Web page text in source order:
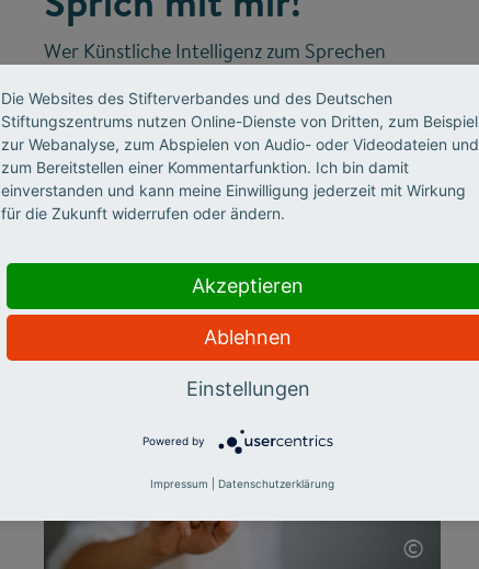
Wer Künstliche Intelligenz zum Sprechen
Im „Prompt-Labor“ des Stifterverbandes
können Hochschullehrer und -lehrerinnen
erfahren, wie man KI-Sprachmodelle
erfolgreich nutzt. Anika Limburg (Hochschule
RheinMain) und Stefan Göllner (KI-Campus |
Stifterverband) berichten im Interview über
die ersten Erfahrungen.
©
Die Websites des Stifterverbandes und des Deutschen
Stiftungszentrums nutzen Online-Dienste von Dritten, zum Beispiel
zur Webanalyse, zum Abspielen von Audio- oder Videodateien und
zum Bereitstellen einer Kommentarfunktion. Ich bin damit
einverstanden und kann meine Einwilligung jederzeit mit Wirkung
für die Zukunft widerrufen oder ändern.
Akzeptieren
Ablehnen
Einstellungen
Powered by
Impressum Datenschutzerklärung